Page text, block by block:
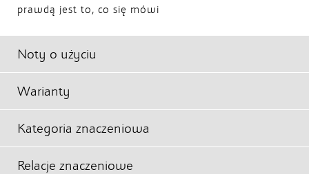
prawdą jest to, co się mówi
Noty o użyciu
Warianty
Kategoria znaczeniowa
Relacje znaczeniowe